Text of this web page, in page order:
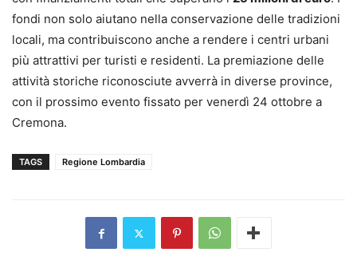
fondi non solo aiutano nella conservazione delle tradizioni
locali, ma contribuiscono anche a rendere i centri urbani
più attrattivi per turisti e residenti. La premiazione delle
attività storiche riconosciute avverrà in diverse province,
con il prossimo evento fissato per venerdì 24 ottobre a
Cremona.
TAGS Regione Lombardia